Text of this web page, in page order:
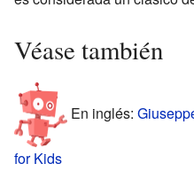
Véase también
En inglés:
for Kids